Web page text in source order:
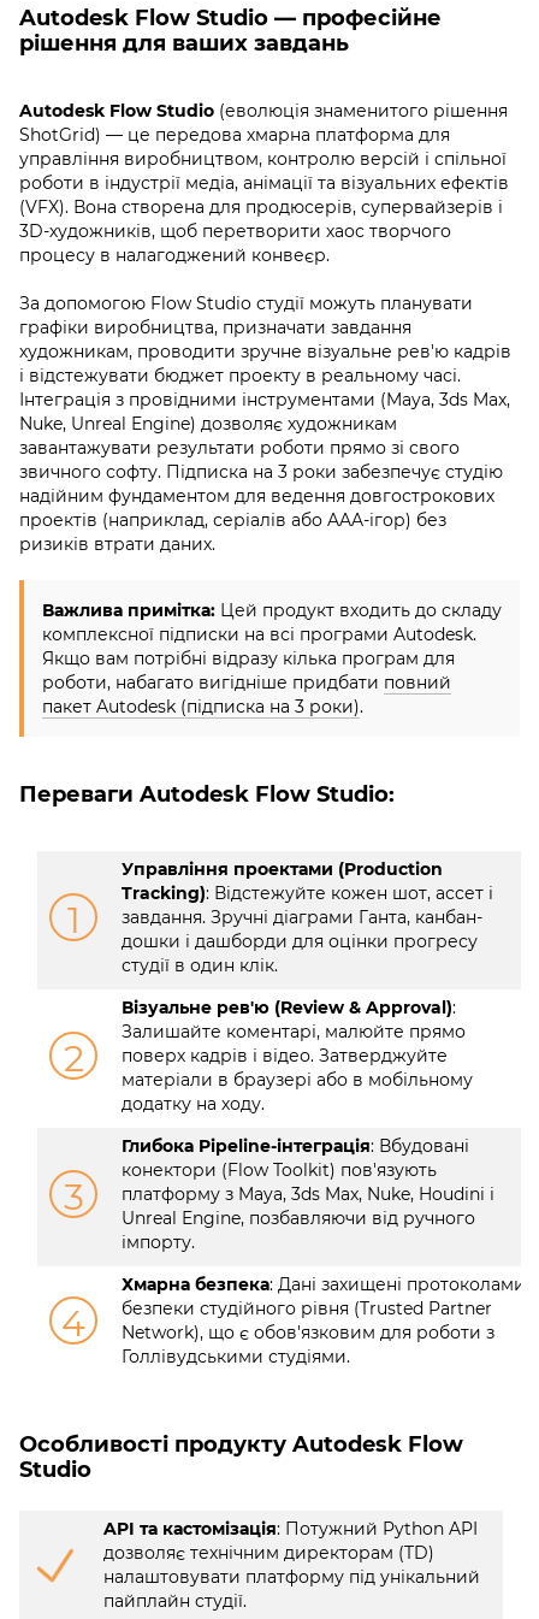
Autodesk Flow Studio — професійне
рішення для ваших завдань
Autodesk Flow Studio (еволюція знаменитого рішення
ShotGrid) — це передова хмарна платформа для
управління виробництвом, контролю версій і спільної
роботи в індустрії медіа, анімації та візуальних ефектів
(VFX). Вона створена для продюсерів, супервайзерів і
3D-художників, щоб перетворити хаос творчого
процесу в налагоджений конвеєр.
За допомогою Flow Studio студії можуть планувати
графіки виробництва, призначати завдання
художникам, проводити зручне візуальне рев'ю кадрів
і відстежувати бюджет проекту в реальному часі.
Інтеграція з провідними інструментами (Maya, 3ds Max,
Nuke, Unreal Engine) дозволяє художникам
завантажувати результати роботи прямо зі свого
звичного софту. Підписка на 3 роки забезпечує студію
надійним фундаментом для ведення довгострокових
проектів (наприклад, серіалів або AAA-ігор) без
ризиків втрати даних.
Важлива примітка: Цей продукт входить до складу
комплексної підписки на всі програми Autodesk.
Якщо вам потрібні відразу кілька програм для
роботи, набагато вигідніше придбати повний
пакет Autodesk (підписка на 3 роки).
Переваги Autodesk Flow Studio:
1
Управління проектами (Production
Tracking): Відстежуйте кожен шот, ассет і
завдання. Зручні діаграми Ганта, канбан-
дошки і дашборди для оцінки прогресу
студії в один клік.
2
Візуальне рев'ю (Review & Approval):
Залишайте коментарі, малюйте прямо
поверх кадрів і відео. Затверджуйте
матеріали в браузері або в мобільному
додатку на ходу.
3
Глибока Pipeline-інтеграція: Вбудовані
конектори (Flow Toolkit) пов'язують
платформу з Maya, 3ds Max, Nuke, Houdini і
Unreal Engine, позбавляючи від ручного
імпорту.
4
Хмарна безпека: Дані захищені протоколами
безпеки студійного рівня (Trusted Partner
Network), що є обов'язковим для роботи з
Голлівудськими студіями.
Особливості продукту Autodesk Flow
Studio
API та кастомізація: Потужний Python API
дозволяє технічним директорам (TD)
налаштовувати платформу під унікальний
пайплайн студії.